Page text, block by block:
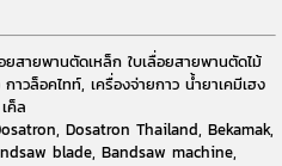
ยสายพานตัดเหล็ก ใบเลื่อยสายพานตัดไม้
วล็อคไทท์, เครื่องจ่ายกาว น้ำยาเคมีเฮง
เค็ล
Dosatron Thailand, Bekamak,
blade, Bandsaw machine,